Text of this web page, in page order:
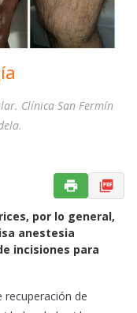
Clínica San Fermín
por lo general,
anestesia
incisiones para
recuperación de